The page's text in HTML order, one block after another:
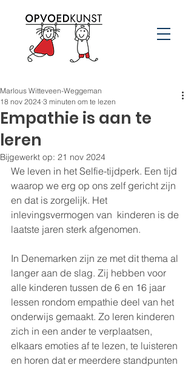
Empathie is aan te
leren
Marlous Witteveen-Weggeman
18 nov 2024 3 minuten om te lezen
Bijgewerkt op: 21 nov 2024
We leven in het Selfie-tijdperk. Een tijd
waarop we erg op ons zelf gericht zijn
en dat is zorgelijk. Het
inlevingsvermogen van  kinderen is de
laatste jaren sterk afgenomen.
In Denemarken zijn ze met dit thema al
langer aan de slag. Zij hebben voor
alle kinderen tussen de 6 en 16 jaar
lessen rondom empathie deel van het
onderwijs gemaakt. Zo leren kinderen
zich in een ander te verplaatsen,
elkaars emoties af te lezen, te luisteren
en horen dat er meerdere standpunten